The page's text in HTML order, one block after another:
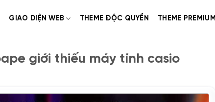
GIAO DIỆN WEB THEME ĐỘC QUYỀN THEME PREMIUM
giới thiếu máy tính casio